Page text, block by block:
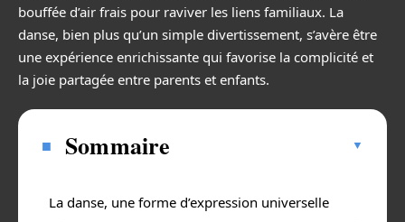
bouffée d’air frais pour raviver les liens familiaux. La
danse, bien plus qu’un simple divertissement, s’avère être
une expérience enrichissante qui favorise la complicité et
la joie partagée entre parents et enfants.
Sommaire
La danse, une forme d’expression universelle